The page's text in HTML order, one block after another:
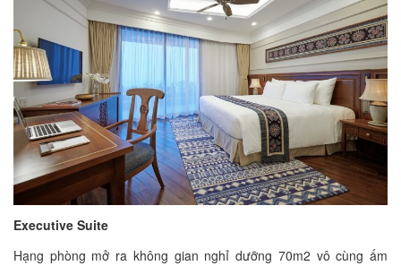
Executive Suite
Hạng phòng mở ra không gian nghỉ dưỡng 70m2 vô cùng ấm